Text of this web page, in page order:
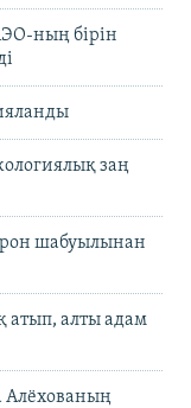
ның бірін
заң
шабуылынан
атып, алты адам
Алёхованың